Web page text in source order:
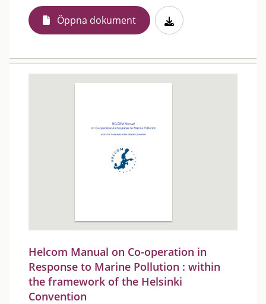
Öppna dokument
Helcom Manual on Co-operation in
Response to Marine Pollution : within
the framework of the Helsinki
Convention